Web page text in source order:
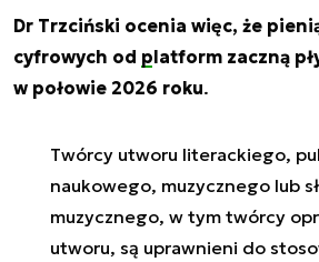
Dr Trzciński ocenia więc, że
cyfrowych od platform zaczną
w połowie 2026 roku.
Twórcy utworu literackiego,
naukowego, muzycznego lub
muzycznego, w tym twórcy
utworu, są uprawnieni do